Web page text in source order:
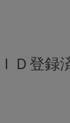
Ｄ登録